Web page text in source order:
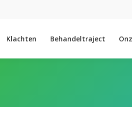
Klachten Behandeltraject